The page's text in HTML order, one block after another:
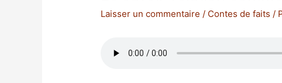
Laisser un commentaire / Contes de faits /